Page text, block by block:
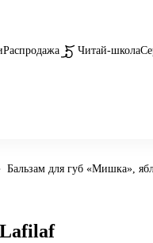
Распродажа Читай-школа
Бальзам для губ «Мишка»,